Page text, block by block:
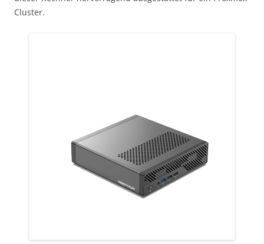
Cluster.